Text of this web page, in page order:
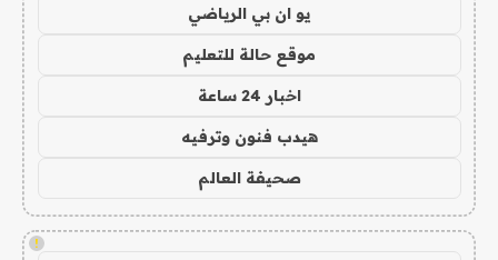
يو ان بي الرياضي
موقع حالة للتعليم
اخبار 24 ساعة
هيدب فنون وترفيه
صحيفة العالم
!